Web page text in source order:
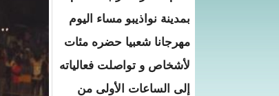
بمدينة نواذيبو مساء اليوم
مهرجانا شعبيا حضره مئات
لأشخاص و تواصلت فعالياته
إلى الساعات الأولى من